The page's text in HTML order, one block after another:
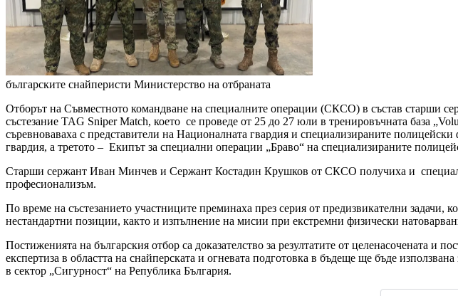
българските снайперисти Министерство на отбраната
Отборът на Съвместното командване на специалните операции (СКСО) в състав старши
състезание TAG Sniper Match, което се проведе от 25 до 27 юли в тренировъчната база
съревноваваха с представители на Националната гвардия и специализираните
гвардия, а третото – Екипът за специални операции „Браво“ на специализираните
Старши сержант Иван Минчев и Сержант Костадин Крушков от СКСО получиха и
професионализъм.
По време на състезанието участниците преминаха през серия от предизвикателни
нестандартни позиции, както и изпълнение на мисии при екстремни физически
Постиженията на българския отбор са доказателство за резултатите от целенасочената
експертиза в областта на снайперската и огневата подготовка в бъдеще ще бъде
в сектор „Сигурност“ на Република България.